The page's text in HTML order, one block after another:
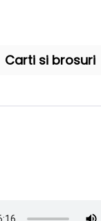
Carti si brosuri